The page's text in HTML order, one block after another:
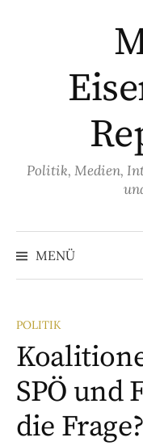
Politik, Medien,
MENÜ
POLITIK
SPÖ und
die Frage?